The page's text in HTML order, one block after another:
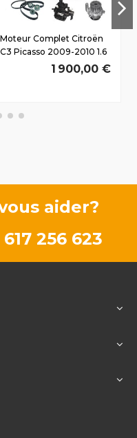
Moteur Complet Citroën
C3 Picasso 2009-2010 1.6
D HDi 9HZ(DV6TED4)
1 900,00 €
aider?
617 256 623